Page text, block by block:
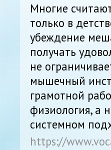
Многие
только в
убеждение
получать
не
мышечный
грамотной
физиология, а
системном
https://